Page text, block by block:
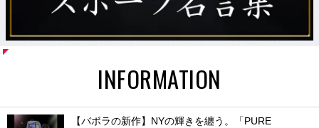
INFORMATION
【バボラの新作】NYの輝きを纏う。「PURE